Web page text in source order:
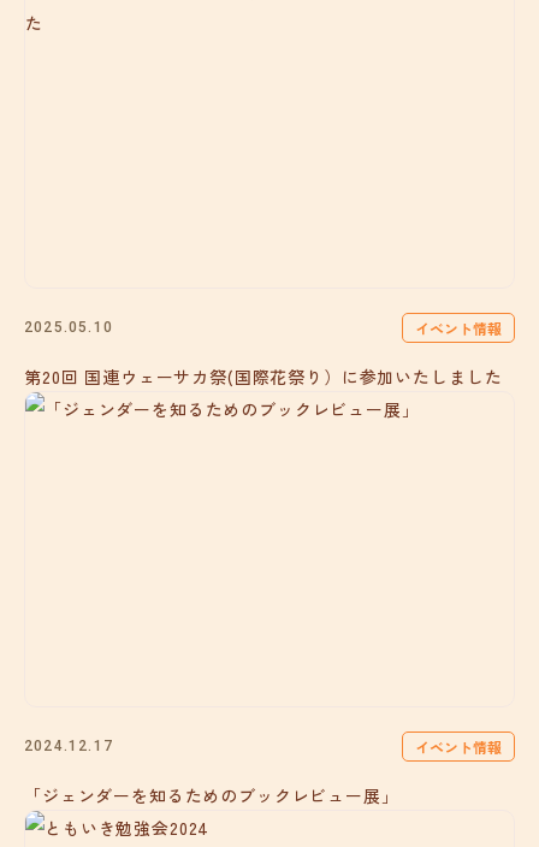
2025.05.10 イベント情報
第20回 国連ウェーサカ祭(国際花祭り）に参加いたしました
2024.12.17 イベント情報
「ジェンダーを知るためのブックレビュー展」